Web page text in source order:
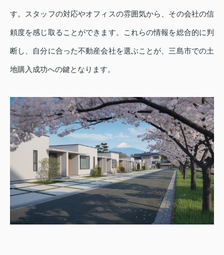
す。スタッフの対応やオフィスの雰囲気から、その会社の信
頼度を感じ取ることができます。これらの情報を総合的に判
断し、自分に合った不動産会社を選ぶことが、三島市での土
地購入成功への鍵となります。